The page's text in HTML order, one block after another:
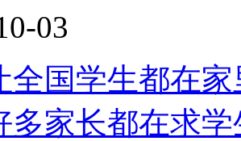
03
全国学生都在
多家长都在求